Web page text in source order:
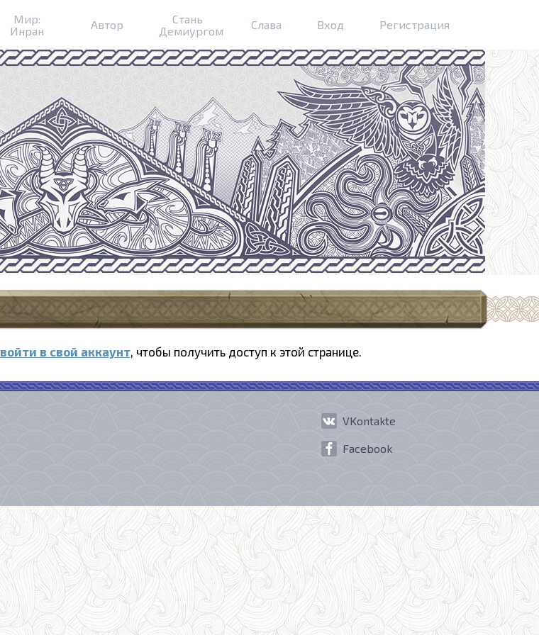
Мир:
Инран
Автор
Стань
Демиургом
Слава Вход Регистрация
войти в свой аккаунт, чтобы получить доступ к этой странице.
VKontakte
Facebook